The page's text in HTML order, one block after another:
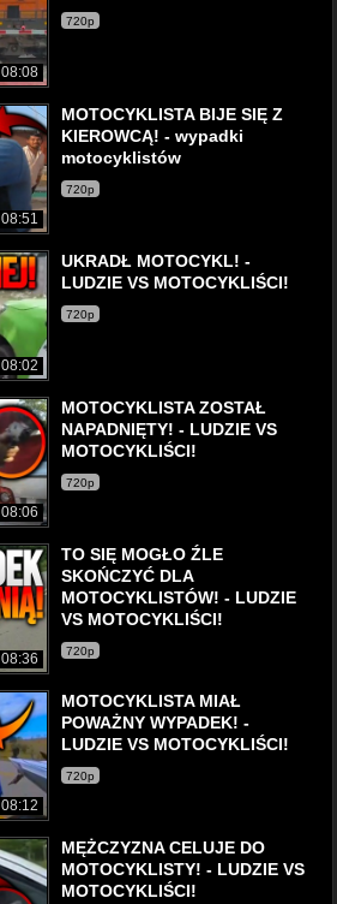
08:08
720p
08:51
MOTOCYKLISTA BIJE SIĘ Z
KIEROWCĄ! - wypadki
motocyklistów
720p
08:02
UKRADŁ MOTOCYKL! -
LUDZIE VS MOTOCYKLIŚCI!
720p
08:06
MOTOCYKLISTA ZOSTAŁ
NAPADNIĘTY! - LUDZIE VS
MOTOCYKLIŚCI!
720p
08:36
TO SIĘ MOGŁO ŹLE
SKOŃCZYĆ DLA
MOTOCYKLISTÓW! - LUDZIE
VS MOTOCYKLIŚCI!
720p
08:12
MOTOCYKLISTA MIAŁ
POWAŻNY WYPADEK! -
LUDZIE VS MOTOCYKLIŚCI!
720p
MĘŻCZYZNA CELUJE DO
MOTOCYKLISTY! - LUDZIE VS
MOTOCYKLIŚCI!